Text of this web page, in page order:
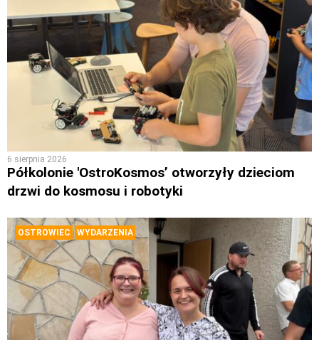
6 sierpnia 2026
Półkolonie 'OstroKosmos’ otworzyły dzieciom
drzwi do kosmosu i robotyki
OSTROWIEC WYDARZENIA